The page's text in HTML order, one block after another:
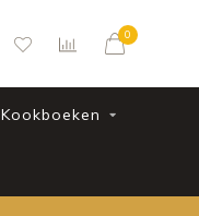
0
Kookboeken